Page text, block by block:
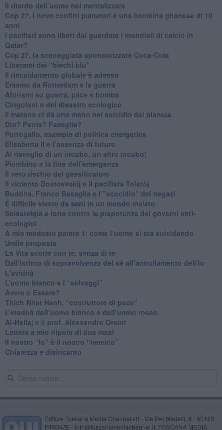
​Il ritardo dell’uomo nel mentalizzare
​Cop 27, i nove confini planetari e una bambina ghanese di 10
anni
​I pacifisti sono liberi dal guardare i mondiali di calcio in
Qatar?
​Cop 27, la sceneggiata sponsorizzata Coca-Cola
​Liberarsi dei “biechi blu”
Il riscaldamento globale è adesso
​Erasmo da Rotterdam e la guerra
​Aforismi su guerra, pace e bomba
Cingolani o del disastro ecologico
​Il metano ci dà una mano nel suicidio del pianeta
​Dio? Patria? Famiglia?
Portogallo, esempio di politica energetica
​Elisabetta II e l’assenza di futuro
Al risveglio di un incubo, un altro incubo!
​Piombino e la fine dell’emergenza
​Il vero rischio del gassificatore
​Il violento Dostoevskij e il pacifista Tolstòj
​Buddha, Franco Basaglia e l’”ecocidio” dei negazi
​È difficile vivere da sani in un mondo malato
Solastalgia e lotta contro le prepotenze dei governi anti-
ecologici
​A mio modesto parere 1: come l’uomo si sta suicidando
​Umile proposta
​La Vita scorre con te, senza di te
​Dall’istinto di sopravvivenza del sé all’annullamento dell'io
L'avidità
​L’uomo bianco e i “selvaggi”
​Avere o Essere?
​Thich Nhat Hanh, “costruttore di pace“
​L’eredità dell’uomo bianco e dell’uomo rosso
Al-Hallaj e il prof. Alessandro Orsini
​Lettera a mio nipote di due mesi
​Il nostro “Io” è il nostro “nemico”
​Chiarezza e disincanto
Editore Toscana Media Channel srl - Via Dei Martelli, 8 - 50129
FIRENZE - info@toscanamediachannel.it. TOSCANA MEDIA